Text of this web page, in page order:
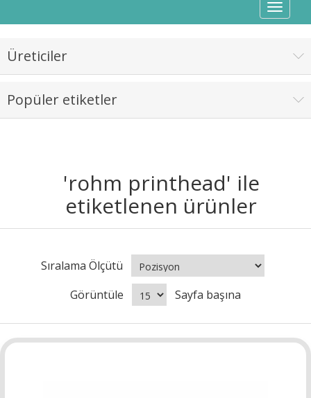
Mobil
Menü
Üreticiler
Popüler etiketler
'rohm printhead' ile
etiketlenen ürünler
Sıralama Ölçütü
Görüntüle
Sayfa başına